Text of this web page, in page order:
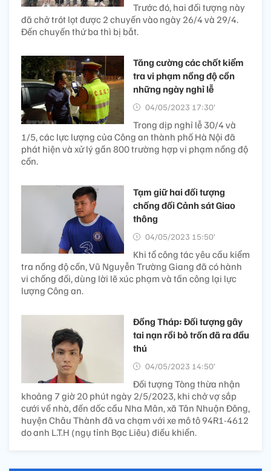
Trước đó, hai đối tượng này
đã chở trót lọt được 2 chuyến vào ngày 26/4 và 29/4.
Đến chuyến thứ ba thì bị bắt.
Tăng cường các chốt kiểm
tra vi phạm nồng độ cồn
những ngày nghỉ lễ
04/05/2023 17:30’
Trong dịp nghỉ lễ 30/4 và
1/5, các lực lượng của Công an thành phố Hà Nội đã
phát hiện và xử lý gần 800 trường hợp vi phạm nồng độ
cồn.
Tạm giữ hai đối tượng
chống đối Cảnh sát Giao
thông
04/05/2023 15:50’
Khi tổ công tác yêu cầu kiểm
tra nồng độ cồn, Vũ Nguyễn Trường Giang đã có hành
vi chống đối, dùng lời lẽ xúc phạm và tấn công lại lực
lượng Công an.
Đồng Tháp: Đối tượng gây
tai nạn rồi bỏ trốn đã ra đầu
thú
04/05/2023 14:50’
Đối tượng Tòng thừa nhận
khoảng 7 giờ 20 phút ngày 2/5/2023, khi chở vợ sắp
cưới về nhà, đến dốc cầu Nha Mân, xã Tân Nhuận Đông,
huyện Châu Thành đã va chạm với xe mô tô 94R1-4612
do anh L.T.H (ngụ tỉnh Bạc Liêu) điều khiển.